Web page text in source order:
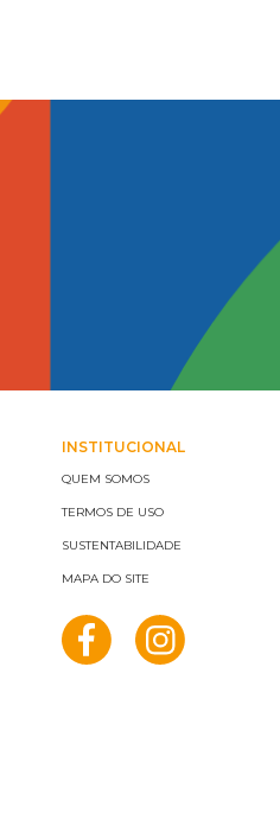
INSTITUCIONAL
QUEM SOMOS
TERMOS DE USO
SUSTENTABILIDADE
MAPA DO SITE